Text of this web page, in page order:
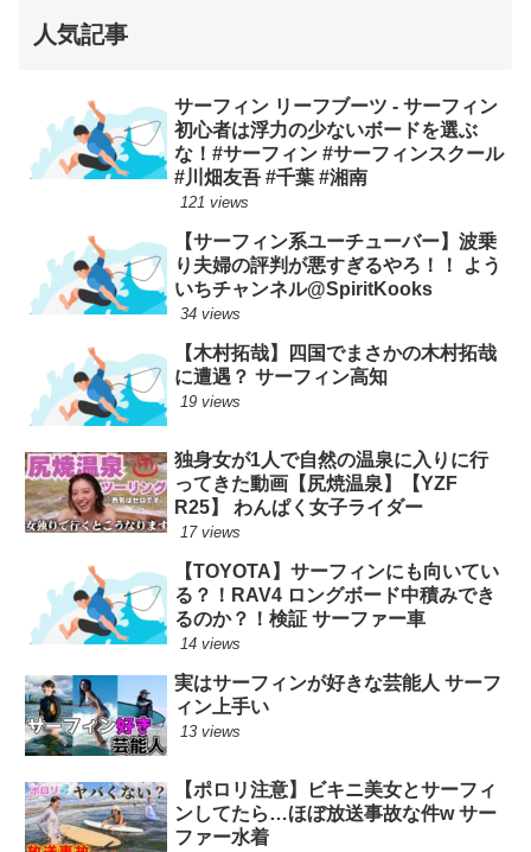
人気記事
サーフィン リーフブーツ - サーフィン
初心者は浮力の少ないボードを選ぶ
な！#サーフィン #サーフィンスクール
#川畑友吾 #千葉 #湘南
121 views
【サーフィン系ユーチューバー】波乗
り夫婦の評判が悪すぎるやろ！！ よう
いちチャンネル@SpiritKooks
34 views
【木村拓哉】四国でまさかの木村拓哉
に遭遇？ サーフィン高知
19 views
独身女が1人で自然の温泉に入りに行
ってきた動画【尻焼温泉】【YZF
R25】 わんぱく女子ライダー
17 views
【TOYOTA】サーフィンにも向いてい
る？！RAV4 ロングボード中積みでき
るのか？！検証 サーファー車
14 views
実はサーフィンが好きな芸能人 サーフ
ィン上手い
13 views
【ポロリ注意】ビキニ美女とサーフィ
ンしてたら…ほぼ放送事故な件w サー
ファー水着